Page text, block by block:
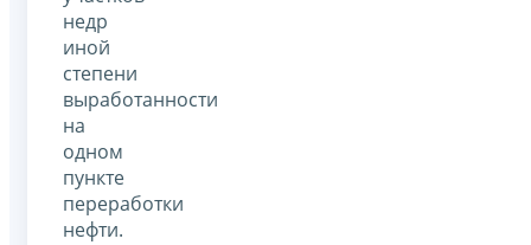
недр
иной
степени
выработанности
на
одном
пункте
переработки
нефти.